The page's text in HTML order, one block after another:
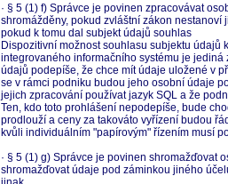
· § 5 (1) f) Správce je povinen zpracovávat
shromážděny, pokud zvláštní zákon
pokud k tomu dal subjekt údajů souhlas
Dispozitivní možnost souhlasu subjektu
integrovaného informačního systému je
údajů podepíše, že chce mít údaje uložené v
se v rámci podniku budou jeho osobní údaje
jejich zpracování používat jazyk SQL a že
Ten, kdo toto prohlášení nepodepíše, bude
prodlouží a ceny za takováto vyřízení budou
kvůli individuálním "papírovým" řízením musí
· § 5 (1) g) Správce je povinen shromažďovat
shromažďovat údaje pod záminkou jiného